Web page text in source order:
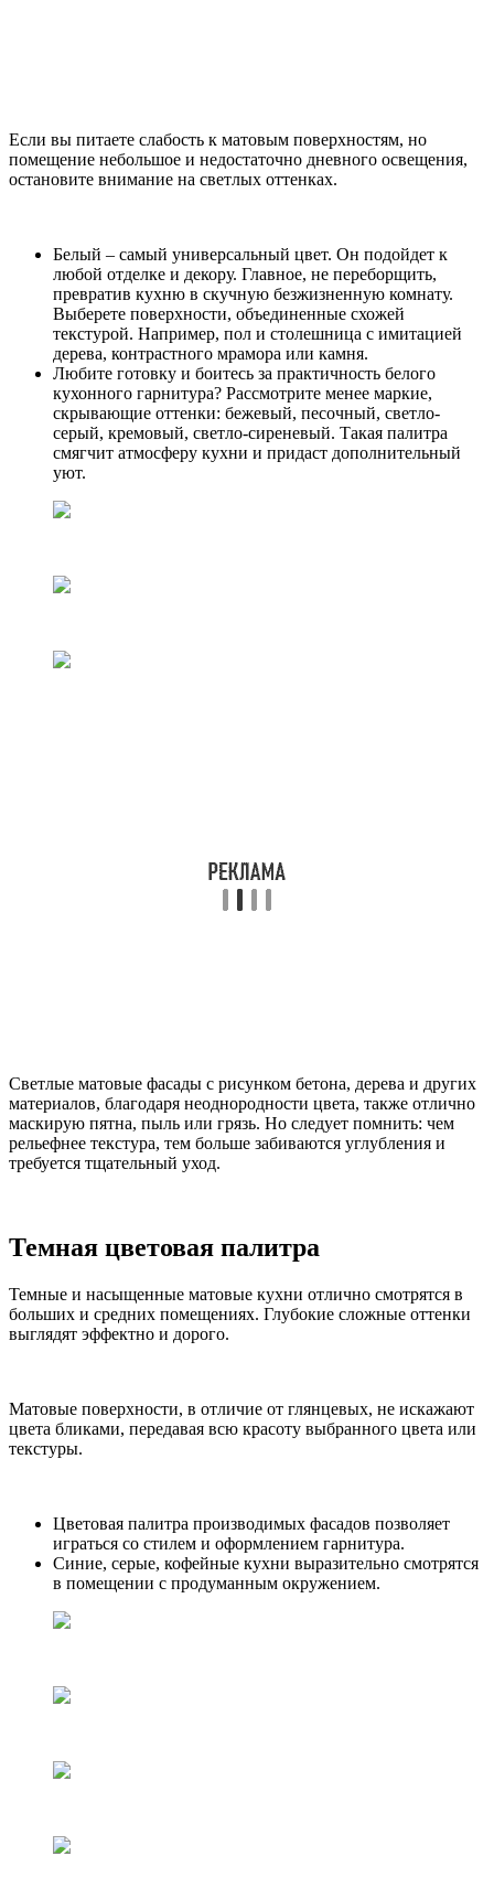
Если вы питаете слабость к матовым поверхностям, но
помещение небольшое и недостаточно дневного освещения,
остановите внимание на светлых оттенках.
Белый – самый универсальный цвет. Он подойдет к
любой отделке и декору. Главное, не переборщить,
превратив кухню в скучную безжизненную комнату.
Выберете поверхности, объединенные схожей
текстурой. Например, пол и столешница с имитацией
дерева, контрастного мрамора или камня.
Любите готовку и боитесь за практичность белого
кухонного гарнитура? Рассмотрите менее маркие,
скрывающие оттенки: бежевый, песочный, светло-
серый, кремовый, светло-сиреневый. Такая палитра
смягчит атмосферу кухни и придаст дополнительный
уют.
Светлые матовые фасады с рисунком бетона, дерева и других
материалов, благодаря неоднородности цвета, также отлично
маскирую пятна, пыль или грязь. Но следует помнить: чем
рельефнее текстура, тем больше забиваются углубления и
требуется тщательный уход.
Темная цветовая палитра
Темные и насыщенные матовые кухни отлично смотрятся в
больших и средних помещениях. Глубокие сложные оттенки
выглядят эффектно и дорого.
Матовые поверхности, в отличие от глянцевых, не искажают
цвета бликами, передавая всю красоту выбранного цвета или
текстуры.
Цветовая палитра производимых фасадов позволяет
играться со стилем и оформлением гарнитура.
Синие, серые, кофейные кухни выразительно смотрятся
в помещении с продуманным окружением.